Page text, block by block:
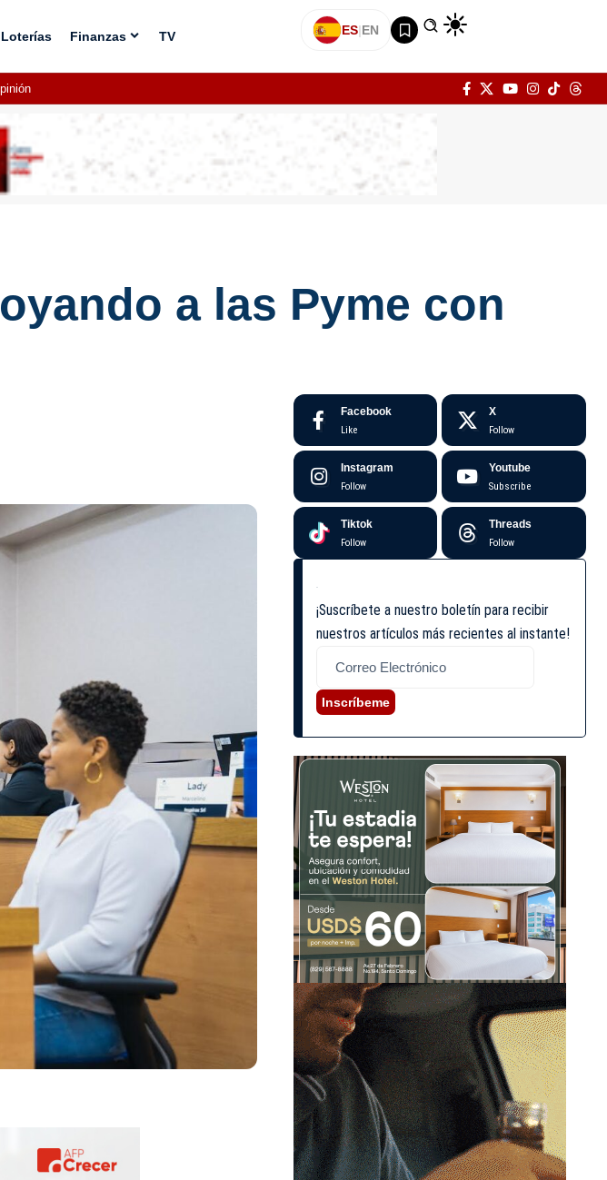
Loterías Finanzas TV ES|EN
a las Pyme con
Facebook
Like
X
Follow
Instagram
Follow
Youtube
Subscribe
Tiktok
Follow
Threads
Follow
¡Suscríbete a nuestro boletín para recibir
nuestros artículos más recientes al instante!
Inscríbeme